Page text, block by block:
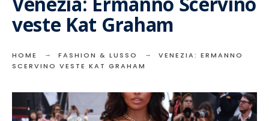
veste Kat Graham
HOME FASHION & LUSSO
VENEZIA: ERMANNO
SCERVINO VESTE KAT GRAHAM